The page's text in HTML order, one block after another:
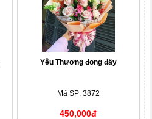
Yêu Thương đong đầy
Mã SP: 3872
450,000đ